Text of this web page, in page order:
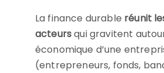
La finance durable réunit
acteursqui gravitent
économique d’une
(entrepreneurs, fonds,